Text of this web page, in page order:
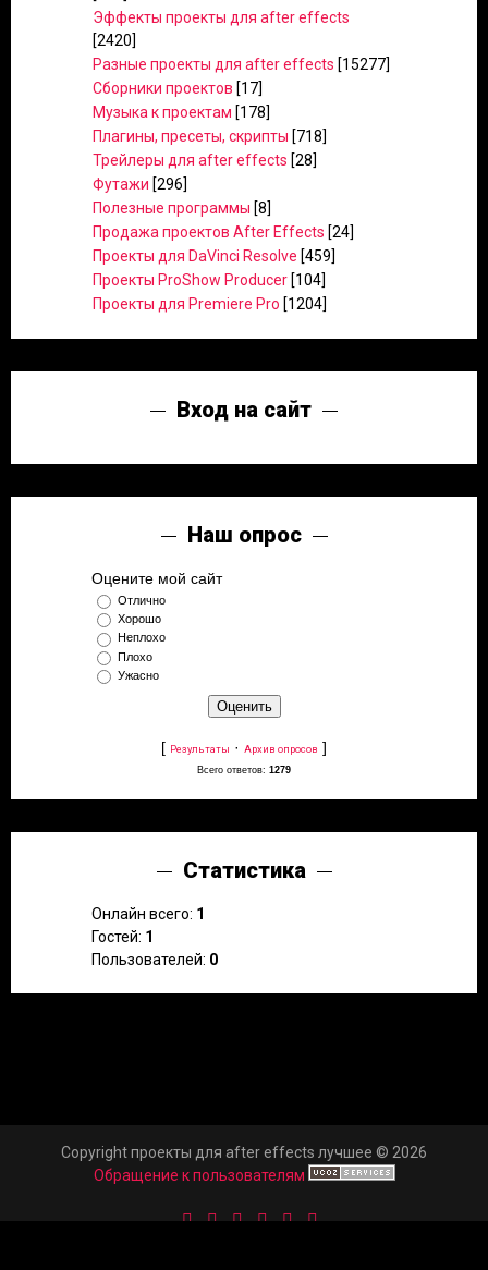
Эффекты проекты для after effects
[2420]
Разные проекты для after effects [15277]
Сборники проектов [17]
Музыка к проектам [178]
Плагины, пресеты, скрипты [718]
Трейлеры для after effects [28]
Футажи [296]
Полезные программы [8]
Продажа проектов After Effects [24]
Проекты для DaVinci Resolve [459]
Проекты ProShow Producer [104]
Проекты для Premiere Pro [1204]
Вход на сайт
Наш опрос
Оцените мой сайт
Отлично
Хорошо
Неплохо
Плохо
Ужасно
[ Результаты · Архив опросов ]
Всего ответов: 1279
Статистика
Онлайн всего: 1
Гостей: 1
Пользователей: 0
Copyright проекты для after effects лучшее © 2026
Обращение к пользователям